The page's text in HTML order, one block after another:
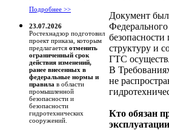
Подробнее >>
23.07.2026
Ростехнадзор подготовил
проект приказа, которым
предлагается отменить
ограниченный срок
действия изменений,
ранее внесенных в
федеральные нормы и
правила в области
промышленной
безопасности и
безопасности
гидротехнических
сооружений.
Документ был
структуру и
ГТС
В
не
Кто обязан